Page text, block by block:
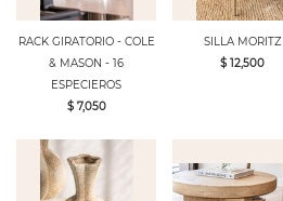
RACK GIRATORIO - COLE
& MASON - 16
ESPECIEROS
$ 7,050
SILLA MORITZ
$ 12,500